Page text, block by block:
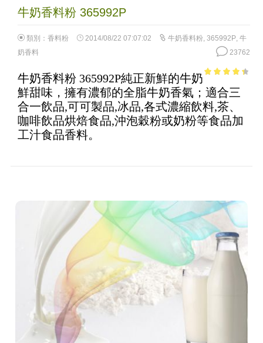
牛奶香料粉 365992P
類別： 香料粉 2014/08/22 07:07:02 牛奶香料粉, 365992P, 牛
奶香料
23762
of 5
牛奶香料粉 365992P純正新鮮的牛奶
鮮甜味，擁有濃郁的全脂牛奶香氣；適合三
合一飲品,可可製品,冰品,各式濃縮飲料,茶、
咖啡飲品烘焙食品,沖泡穀粉或奶粉等食品加
工汁食品香料。